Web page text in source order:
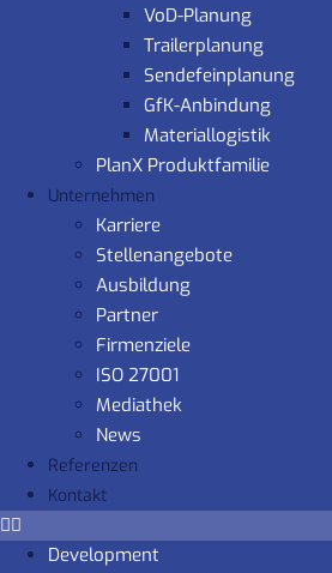
VoD-Planung
Trailerplanung
Sendefeinplanung
GfK-Anbindung
Materiallogistik
PlanX Produktfamilie
Unternehmen
Karriere
Stellenangebote
Ausbildung
Partner
Firmenziele
ISO 27001
Mediathek
News
Referenzen
Kontakt
Development